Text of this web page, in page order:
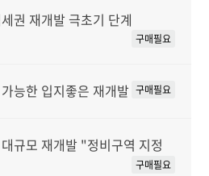
권 재개발 극초기 단계
구매필요
능한 입지좋은 재개발 구매필요
규모 재개발 "정비구역 지정
구매필요